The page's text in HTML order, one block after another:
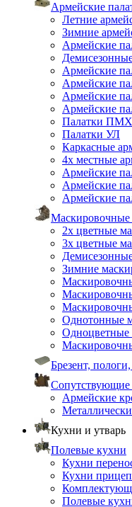
Армейские
Летние
Зимние
Армейские
Армейские
Армейские
Армейские
Армейские
Палатки ПМХ
Палатки УЛ
Каркасные
4х местные
Армейские
Армейские
Армейские
Маскировочные
2х цветные
3х цветные
Зимние
Однотонные
Одноцветные
Брезент,
Сопутствующие
Армейские
Кухни и утварь
Полевые кухни
Кухни
Кухни
Полевые